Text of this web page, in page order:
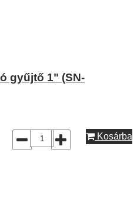
gyűjtő 1" (SN-
Kosárba